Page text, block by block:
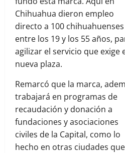
Chihuahua dieron empleo
directo a 100 chihuahuenses
entre los 19 y los 55 años,
agilizar el servicio que exige
nueva plaza.
Remarcó que la marca,
trabajará en programas de
recaudación y donación a
fundaciones y asociaciones
civiles de la Capital, como lo
hecho en otras ciudades que